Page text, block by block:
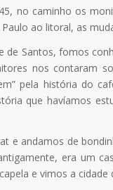
no caminho os
ao litoral, as
de Santos, fomos
nos contaram
pela história do
que havíamos
e andamos de
era um
e vimos a cidade